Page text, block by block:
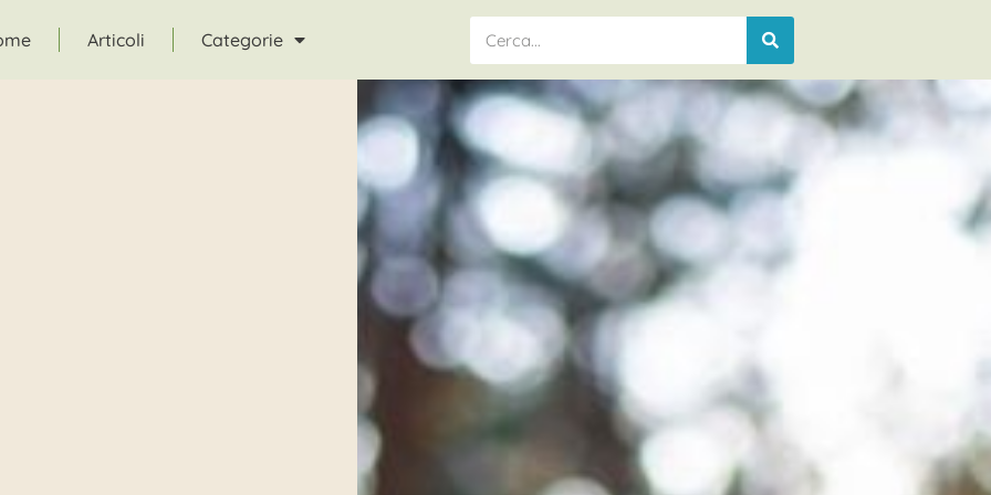
Articoli Categorie